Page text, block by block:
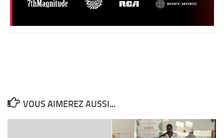
VOUS AIMEREZ AUSSI...